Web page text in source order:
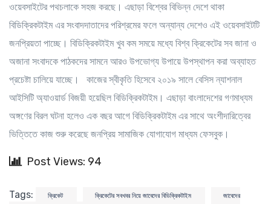
ওয়েবসাইটের পথচলাকে সহজ করছে। এছাড়া বিশ্বের বিভিন্ন দেশে থাকা
বিডিক্রিকটাইম এর সংবাদদাতাদের পরিশ্রমের ফলে অন্যান্য দেশেও এই ওয়েবসাইটটি
জনপ্রিয়তা পাচ্ছে। বিডিক্রিকটাইম খুব কম সময়ে মধ্যে বিশ্ব ক্রিকেটের সব জানা ও
অজানা সংবাদকে পাঠকদের সামনে আরও উপভোগ্য উপায়ে উপস্থাপন করা অব্যাহত
প্রচেষ্টা চালিয়ে যাচ্ছে। কাজের স্বীকৃতি হিসেবে ২০১৯ সালে বেসিস ন্যাশনাল
আইসিটি অ্যাওয়ার্ড বিজয়ী হয়েছিল বিডিক্রিকটাইম। এছাড়া বাংলাদেশের গণমাধ্যম
অঙ্গণের বিরল ঘটনা হলেও এক বছর আগে বিডিক্রিকটাইম এর সাথে অংশীদারিত্বের
ভিত্তিতে কাজ শুরু করেছে জনপ্রিয় সামাজিক যোগাযোগ মাধ্যম ফেসবুক।
Post Views: 94
Tags: ক্রিকেট ক্রিকেটের সবখবর নিয়ে জাবেদের বিডিক্রিকটাইম
জাবেদের